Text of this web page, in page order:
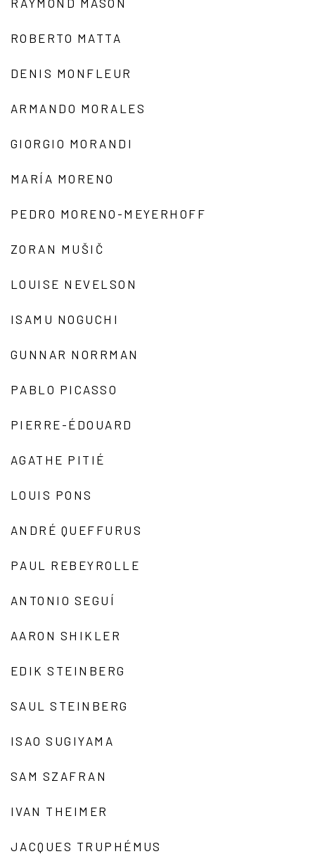
ROBERTO MATTA
DENIS MONFLEUR
ARMANDO MORALES
GIORGIO MORANDI
MARÍA MORENO
PEDRO MORENO-MEYERHOFF
ZORAN MUŠIČ
LOUISE NEVELSON
ISAMU NOGUCHI
GUNNAR NORRMAN
PABLO PICASSO
PIERRE-ÉDOUARD
AGATHE PITIÉ
LOUIS PONS
ANDRÉ QUEFFURUS
PAUL REBEYROLLE
ANTONIO SEGUÍ
AARON SHIKLER
EDIK STEINBERG
SAUL STEINBERG
ISAO SUGIYAMA
SAM SZAFRAN
IVAN THEIMER
JACQUES TRUPHÉMUS